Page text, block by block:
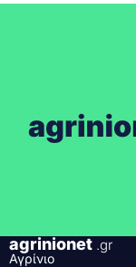
agrinionet .gr
Αγρίνιο